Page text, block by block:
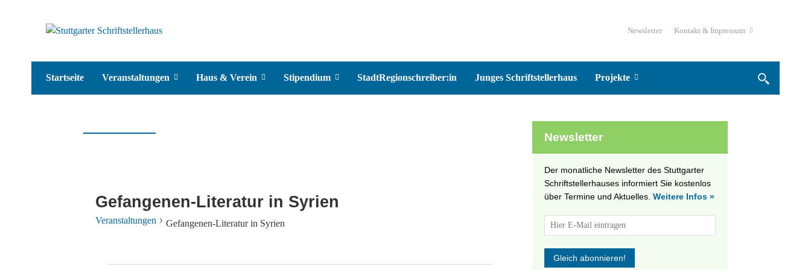
Newsletter Kontakt & Impressum
Startseite Veranstaltungen Haus & Verein Stipendium StadtRegionschreiber:in Junges Schriftstellerhaus Projekte
Gefangenen-Literatur in Syrien
Veranstaltungen Gefangenen-Literatur in Syrien
Newsletter
Der monatliche Newsletter des Stuttgarter
Schriftstellerhauses informiert Sie kostenlos
über Termine und Aktuelles. Weitere Infos »